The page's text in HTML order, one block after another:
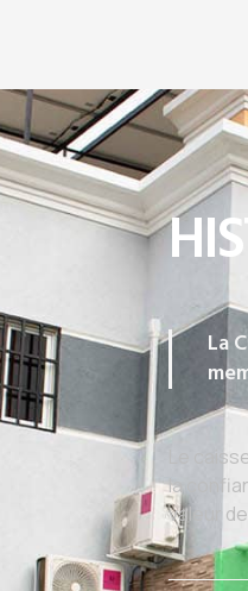
La
Le
la
valeur